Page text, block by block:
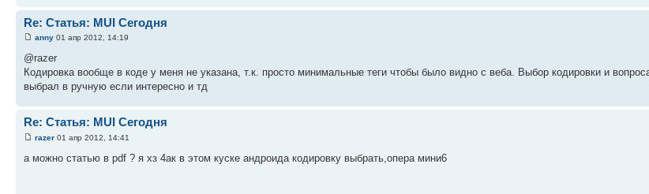
Re: Статья: MUI Сегодня
anny 01 апр 2012, 14:19
@razer
Кодировка вообще в коде у меня не указана, т.к. просто минимальные теги чтобы было видно с веба. Выбор кодировки и
выбрал в ручную если интересно и тд
Re: Статья: MUI Сегодня
razer 01 апр 2012, 14:41
а можно статью в pdf ? я хз 4ак в этом куске андроида кодировку выбрать,опера мини6